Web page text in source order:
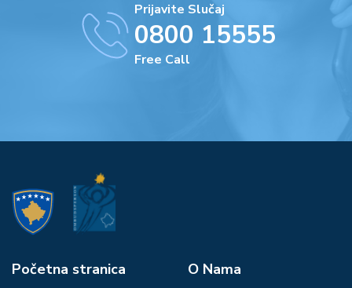
Prijavite Slučaj
0800 15555
Free Call
Početna stranica О Nama